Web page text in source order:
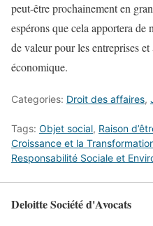
peut-être prochainement en
espérons que cela apportera
de valeur pour les entreprises
économique.
Categories: Droit des affaires,
Tags: Objet social, Raison
Croissance et la
Responsabilité Sociale et
Deloitte Société d'Avocats